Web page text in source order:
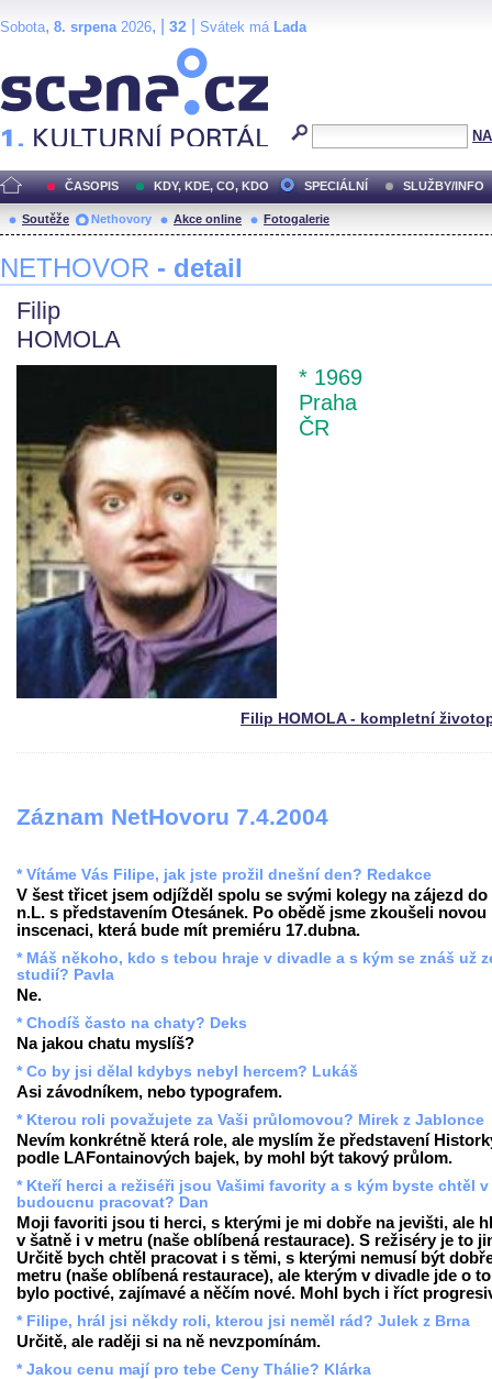
Sobota, 8. srpena2026, | 32 Svátek má Lada
ČASOPIS KDY, KDE, CO, KDO SPECIÁLNÍ SLUŽBY/INFO
Soutěže Nethovory Akce online Fotogalerie
NETHOVOR - detail
Filip
HOMOLA
* 1969
Praha
ČR
Filip HOMOLA - kompletní
Záznam NetHovoru 7.4.2004
* Vítáme Vás Filipe, jak jste prožil dnešní den? Redakce
V šest třicet jsem odjížděl spolu se svými kolegy na zájezd do
n.L. s představením Otesánek. Po obědě jsme zkoušeli novou
inscenaci, která bude mít premiéru 17.dubna.
* Máš někoho, kdo s tebou hraje v divadle a s kým se znáš už
studií? Pavla
Ne.
* Chodíš často na chaty? Deks
Na jakou chatu myslíš?
* Co by jsi dělal kdybys nebyl hercem? Lukáš
Asi závodníkem, nebo typografem.
* Kterou roli považujete za Vaši průlomovou? Mirek z Jablonce
Nevím konkrétně která role, ale myslím že představení
podle LAFontainových bajek, by mohl být takový průlom.
* Kteří herci a režiséři jsou Vašimi favority a s kým byste chtěl v
budoucnu pracovat? Dan
Moji favoriti jsou ti herci, s kterými je mi dobře na jevišti, ale
v šatně i v metru (naše oblíbená restaurace). S režiséry je to
Určitě bych chtěl pracovat i s těmi, s kterými nemusí být
metru (naše oblíbená restaurace), ale kterým v divadle jde o
bylo poctivé, zajímavé a něčím nové. Mohl bych i říct
* Filipe, hrál jsi někdy roli, kterou jsi neměl rád? Julek z Brna
Určitě, ale raději si na ně nevzpomínám.
* Jakou cenu mají pro tebe Ceny Thálie? Klárka